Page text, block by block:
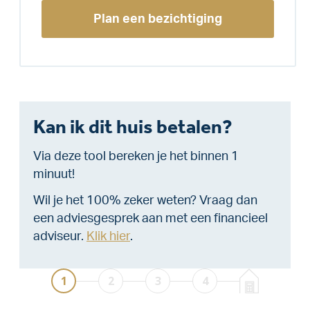
Plan een bezichtiging
Kan ik dit huis betalen?
Via deze tool bereken je het binnen 1
minuut!
Wil je het 100% zeker weten? Vraag dan
een adviesgesprek aan met een financieel
adviseur. Klik hier.